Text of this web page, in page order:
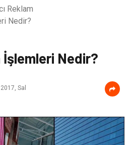
Reklam
Nedir?
İşlemleri Nedir?
Sal